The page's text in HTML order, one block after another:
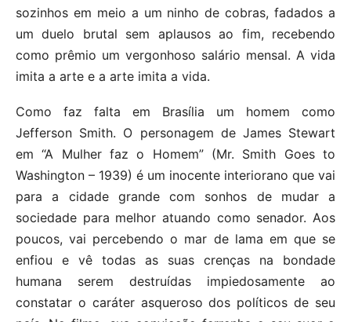
sozinhos em meio a um ninho de cobras, fadados a
um duelo brutal sem aplausos ao fim, recebendo
como prêmio um vergonhoso salário mensal. A vida
imita a arte e a arte imita a vida.
Como faz falta em Brasília um homem como
Jefferson Smith. O personagem de James Stewart
em “A Mulher faz o Homem” (Mr. Smith Goes to
Washington – 1939) é um inocente interiorano que vai
para a cidade grande com sonhos de mudar a
sociedade para melhor atuando como senador. Aos
poucos, vai percebendo o mar de lama em que se
enfiou e vê todas as suas crenças na bondade
humana serem destruídas impiedosamente ao
constatar o caráter asqueroso dos políticos de seu